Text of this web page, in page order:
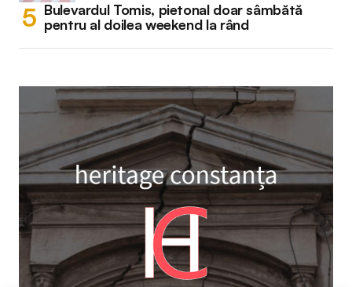
Bulevardul Tomis, pietonal doar sâmbătă
pentru al doilea weekend la rând